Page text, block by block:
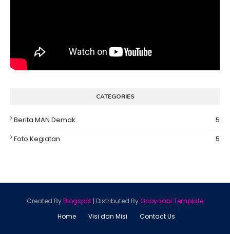
CATEGORIES
Berita MAN Demak
5
Foto Kegiatan
5
Created ByBlogspot | Distributed ByGooyaabi Template
Home
Visi dan Misi Contact Us